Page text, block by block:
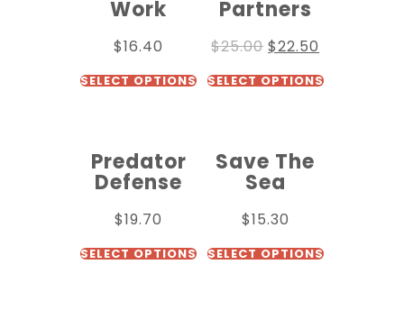
Work
$16.40
SELECT OPTIONS
Partners
$25.00 $22.50
SELECT OPTIONS
Predator
Defense
$19.70
SELECT OPTIONS
Save The
Sea
$15.30
SELECT OPTIONS